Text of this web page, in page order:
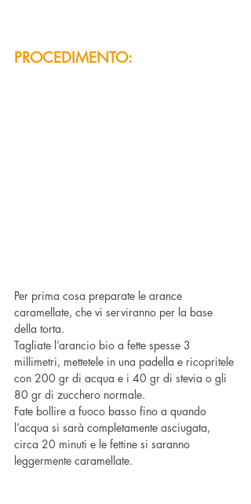
PROCEDIMENTO:
Per prima cosa preparate le arance
caramellate, che vi serviranno per la base
della torta.
Tagliate l’arancio bio a fette spesse 3
millimetri, mettetele in una padella e ricopritele
con 200 gr di acqua e i 40 gr di stevia o gli
80 gr di zucchero normale.
Fate bollire a fuoco basso fino a quando
l’acqua si sarà completamente asciugata,
circa 20 minuti e le fettine si saranno
leggermente caramellate.